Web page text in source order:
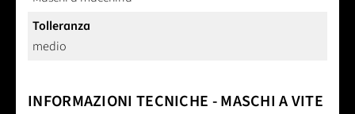
Tolleranza
medio
INFORMAZIONI TECNICHE - MASCHI A VITE